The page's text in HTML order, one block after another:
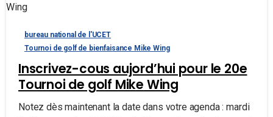
bureau national de l'UCET
Tournoi de golf de bienfaisance Mike Wing
Inscrivez-cous aujord’hui pour le 20e
Tournoi de golf Mike Wing
Notez dès maintenant la date dans votre agenda : mardi